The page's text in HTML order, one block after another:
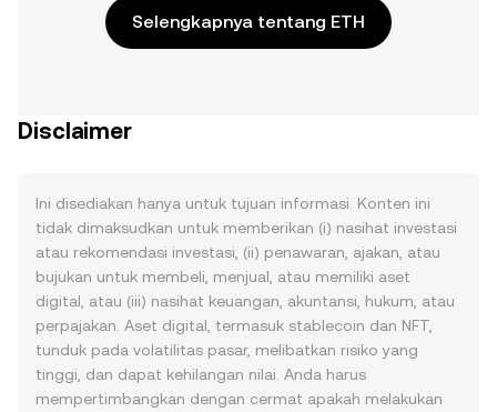
Selengkapnya tentang ETH
Disclaimer
Ini disediakan hanya untuk tujuan informasi. Konten ini
tidak dimaksudkan untuk memberikan (i) nasihat investasi
atau rekomendasi investasi, (ii) penawaran, ajakan, atau
bujukan untuk membeli, menjual, atau memiliki aset
digital, atau (iii) nasihat keuangan, akuntansi, hukum, atau
perpajakan. Aset digital, termasuk stablecoin dan NFT,
tunduk pada volatilitas pasar, melibatkan risiko yang
tinggi, dan dapat kehilangan nilai. Anda harus
mempertimbangkan dengan cermat apakah melakukan